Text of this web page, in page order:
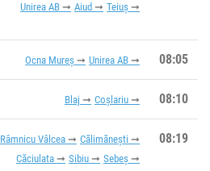
Unirea AB
Aiud Teiuș
Ocna Mureș Unirea AB 08:05
Blaj Coșlariu 08:10
Râmnicu Vâlcea
Călimănești
Căciulata
Sibiu Sebeș
08:19